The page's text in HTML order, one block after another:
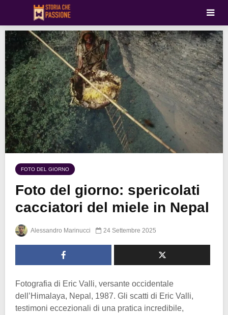
FOTO DEL GIORNO
Foto del giorno: spericolati
cacciatori del miele in Nepal
Alessandro Marinucci 24 Settembre 2025
Fotografia di Eric Valli, versante occidentale
dell’Himalaya, Nepal, 1987. Gli scatti di Eric Valli,
testimoni eccezionali di una pratica incredibile,